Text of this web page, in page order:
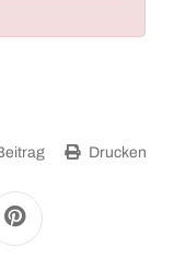
Drucken